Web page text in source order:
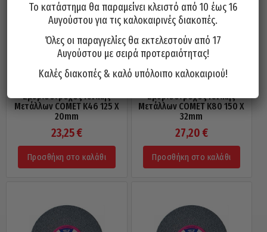
Σμυριδοτροχός Γενικής
Μετάλλων COMET Κ46 125 X
20mm
23,25€
Προσθήκη στο καλάθι
Σμυριδοτροχός Γενικής
Μετάλλων COMET Κ80 150 X
32mm
27,20 €
Προσθήκη στο καλάθι
Το κατάστημα θα παραμείνει κλειστό από 10 έως 16
Αυγούστου για τις καλοκαιρινές διακοπές.
Όλες οι παραγγελίες θα εκτελεστούν από 17
Αυγούστου με σειρά προτεραιότητας!
Καλές διακοπές & καλό υπόλοιπο καλοκαιριού!